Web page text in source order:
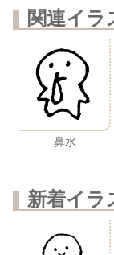
関連イラ
鼻水
新着イラ